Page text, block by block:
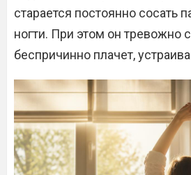
старается постоянно сосать
ногти. При этом он тревожно
беспричинно плачет,